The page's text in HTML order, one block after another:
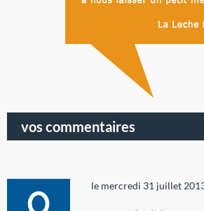
vos commentaires
le mercredi 31 juillet